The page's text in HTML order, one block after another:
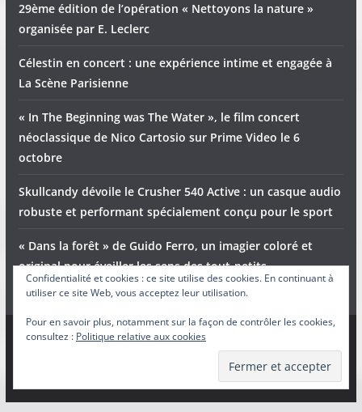
29ème édition de l’opération « Nettoyons la nature »
organisée par E. Leclerc
Célestin en concert : une expérience intime et engagée à
La Scène Parisienne
« In The Beginning was The Water », le film concert
néoclassique de Nico Cartosio sur Prime Video le 6
octobre
Skullcandy dévoile le Crusher 540 Active : un casque audio
robuste et performant spécialement conçu pour le sport
« Dans la forêt » de Guido Ferro, un imagier coloré et
original pour éveiller les sens des tout-petits
. Tous droits réservés.
par ThemeGrill. Propulsé parWordPress.
Confidentialité et cookies : ce site utilise des cookies. En continuant à
utiliser ce site Web, vous acceptez leur utilisation.
Pour en savoir plus, notamment sur la façon de contrôler les cookies,
consultez : Politique relative aux cookies